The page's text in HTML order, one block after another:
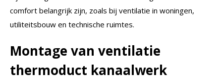
comfort belangrijk zijn, zoals bij ventilatie in woningen,
utiliteitsbouw en technische ruimtes.
Montage van ventilatie
thermoduct kanaalwerk